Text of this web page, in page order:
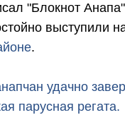
"Блокнот
выступили
.
удачно
парусная регата.